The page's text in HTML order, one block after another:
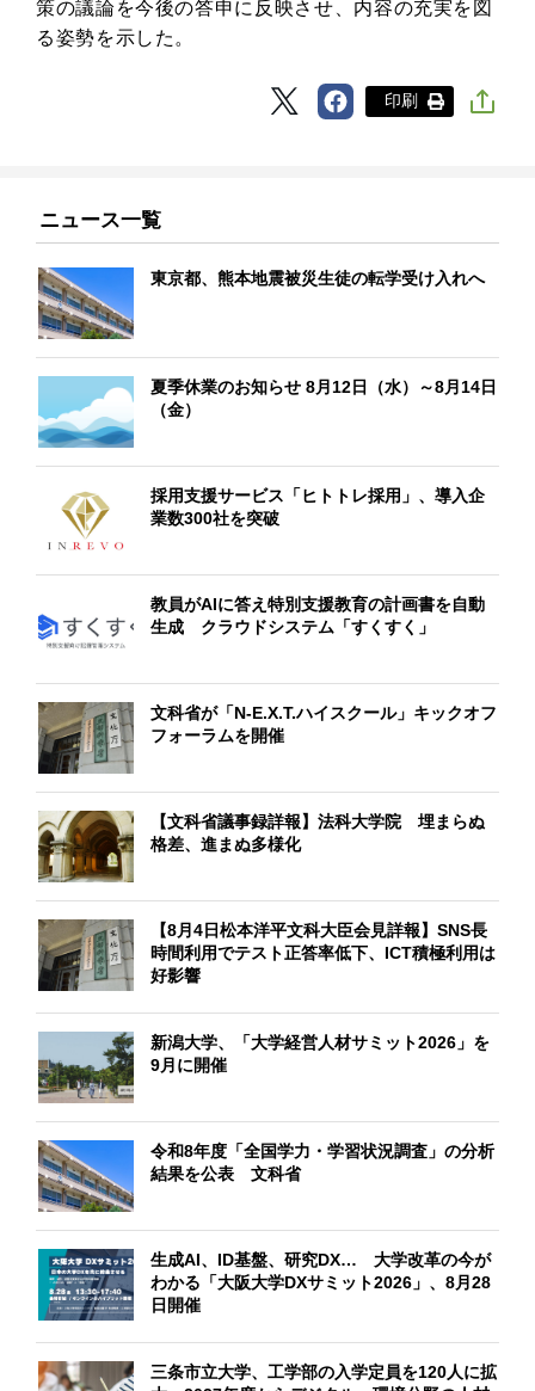
策の議論を今後の答申に反映させ、内容の充実を図
る姿勢を示した。
印刷
ニュース一覧
東京都、熊本地震被災生徒の転学受け入れへ
夏季休業のお知らせ 8月12日（水）～8月14日
（金）
採用支援サービス「ヒトトレ採用」、導入企
業数300社を突破
教員がAIに答え特別支援教育の計画書を自動
生成 クラウドシステム「すくすく」
文科省が「N-E.X.T.ハイスクール」キックオフ
フォーラムを開催
【文科省議事録詳報】法科大学院 埋まらぬ
格差、進まぬ多様化
【8月4日松本洋平文科大臣会見詳報】SNS長
時間利用でテスト正答率低下、ICT積極利用は
好影響
新潟大学、「大学経営人材サミット2026」を
9月に開催
令和8年度「全国学力・学習状況調査」の分析
結果を公表 文科省
生成AI、ID基盤、研究DX… 大学改革の今が
わかる「大阪大学DXサミット2026」、8月28
日開催
三条市立大学、工学部の入学定員を120人に拡